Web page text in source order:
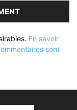
En savoir
sont